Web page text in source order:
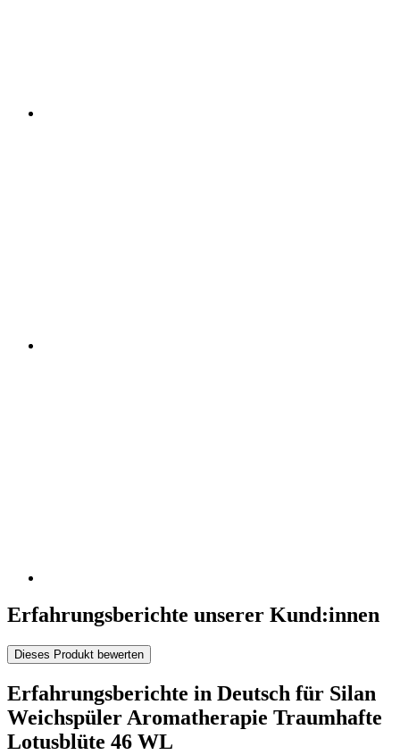
Erfahrungsberichte unserer Kund:innen
Dieses Produkt bewerten
Erfahrungsberichte in Deutsch für Silan
Weichspüler Aromatherapie Traumhafte
Lotusblüte 46 WL